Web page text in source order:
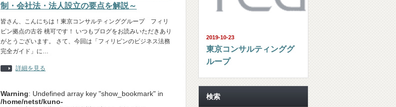
制・会社法・法人設立の要点を解説～
皆さん、こんにちは！東京コンサルティンググループ フィリ
ピン拠点の古谷 桃可です！ いつもブログをお読みいただきあり
がとうございます。 さて、今回は「フィリピンのビジネス法務
完全ガイド」に…
詳細を見る
Warning: Undefined array key "show_bookmark" in
/home/netst/kuno-
2019-10-23
東京コンサルティンググ
ループ
検索